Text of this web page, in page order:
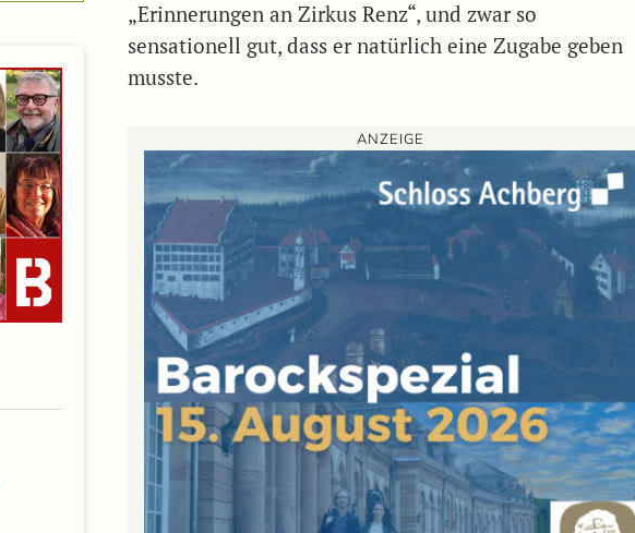
„Erinnerungen an Zirkus Renz“, und zwar so
sensationell gut, dass er natürlich eine Zugabe geben
musste.
ANZEIGE